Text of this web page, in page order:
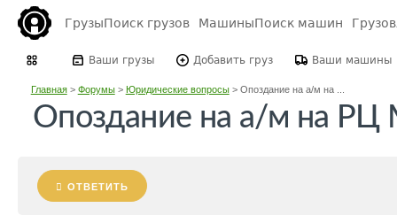
ГрузыПоиск грузов МашиныПоиск машин
Ваши грузы Добавить груз Ваши машины
Главная> Форумы> Юридические вопросы> Опоздание на а/м на ...
Опоздание на а/м на РЦ
ОТВЕТИТЬ